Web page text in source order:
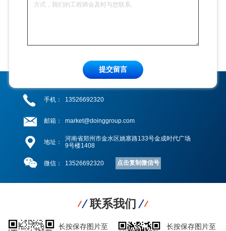
提交留言
手机： 13526692320
邮箱： market@doinggroup.com
地址：
河南省郑州市金水区姚寨路133号金成时代广场
9号楼1408
微信： 13526692320 点击复制微信号
联系我们
长按保存图片至
长按保存图片至